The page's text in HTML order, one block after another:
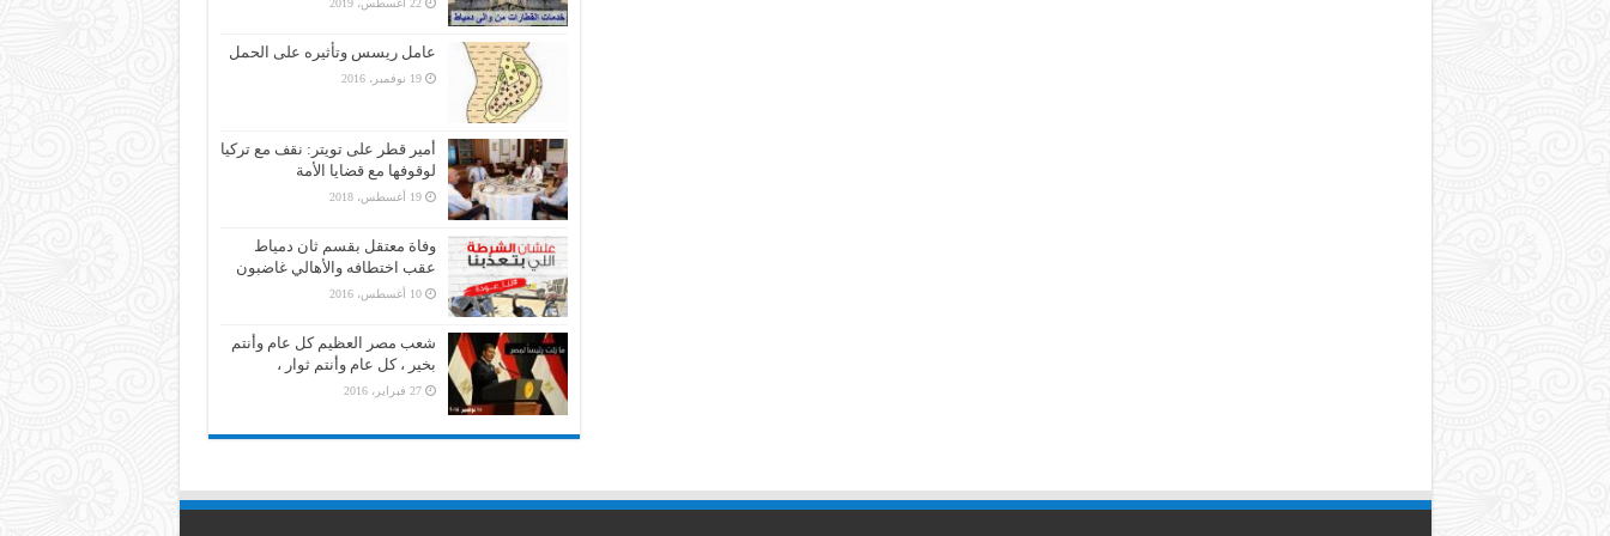
22 أغسطس، 2019
عامل ريسس وتأثيره على الحمل
19 نوفمبر، 2016
أمير قطر على تويتر: نقف مع تركيا
لوقوفها مع قضايا الأمة
19 أغسطس، 2018
وفاة معتقل بقسم ثان دمياط
عقب اختطافه والأهالي غاضبون
10 أغسطس، 2016
شعب مصر العظيم كل عام وأنتم
بخير ، كل عام وأنتم ثوار ،
27 فبراير، 2016